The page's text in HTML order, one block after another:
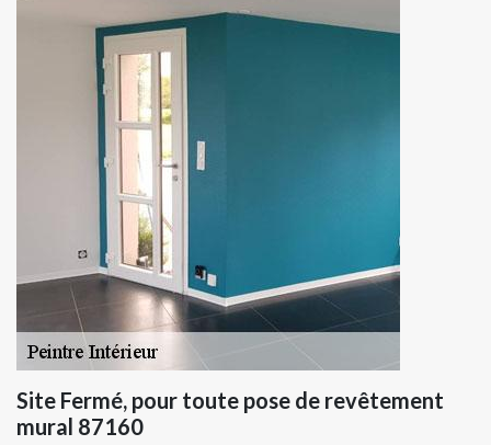
Site Fermé, pour toute pose de revêtement
mural 87160